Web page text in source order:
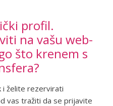
profil.
na vašu web-
što krenem s
i želite rezervirati
vas tražiti da se prijavite